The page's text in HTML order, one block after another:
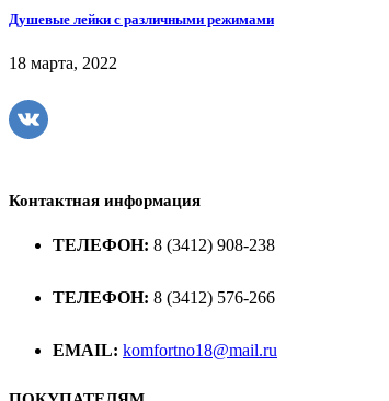
Душевые лейки с различными режимами
18 марта, 2022
VK
Контактная информация
ТЕЛЕФОН: 8 (3412) 908-238
ТЕЛЕФОН: 8 (3412) 576-266
EMAIL: komfortno18@mail.ru